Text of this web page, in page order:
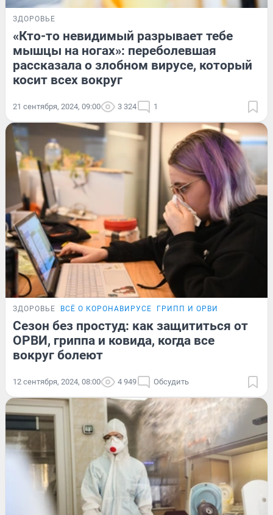
ЗДОРОВЬЕ
«Кто-то невидимый разрывает тебе
мышцы на ногах»: переболевшая
рассказала о злобном вирусе, который
косит всех вокруг
21 сентября, 2024, 09:00 3 324 1
ЗДОРОВЬЕ ВСЁ О КОРОНАВИРУСЕ ГРИПП И ОРВИ
Сезон без простуд: как защититься от
ОРВИ, гриппа и ковида, когда все
вокруг болеют
12 сентября, 2024, 08:00 4 949 Обсудить